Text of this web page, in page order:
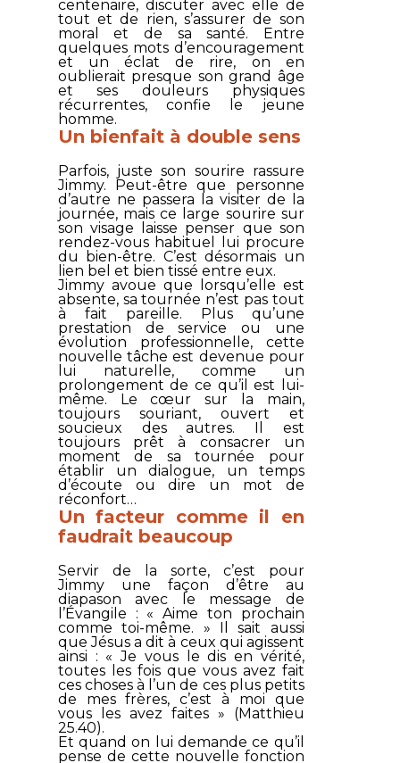
centenaire, discuter avec elle de
tout et de rien, s’assurer de son
moral et de sa santé. Entre
quelques mots d’encouragement
et un éclat de rire, on en
oublierait presque son grand âge
et ses douleurs physiques
récurrentes, confie le jeune
homme.
Un bienfait à double sens
Parfois, juste son sourire rassure
Jimmy. Peut-être que personne
d’autre ne passera la visiter de la
journée, mais ce large sourire sur
son visage laisse penser que son
rendez-vous habituel lui procure
du bien-être. C’est désormais un
lien bel et bien tissé entre eux.
Jimmy avoue que lorsqu’elle est
absente, sa tournée n’est pas tout
à fait pareille. Plus qu’une
prestation de service ou une
évolution professionnelle, cette
nouvelle tâche est devenue pour
lui naturelle, comme un
prolongement de ce qu’il est lui-
même. Le cœur sur la main,
toujours souriant, ouvert et
soucieux des autres. Il est
toujours prêt à consacrer un
moment de sa tournée pour
établir un dialogue, un temps
d’écoute ou dire un mot de
réconfort…
Un facteur comme il en
faudrait beaucoup
Servir de la sorte, c’est pour
Jimmy une façon d’être au
diapason avec le message de
l’Évangile : «Aime ton prochain
comme toi-même. » Il sait aussi
que Jésus a dit à ceux qui agissent
ainsi : «Je vous le dis en vérité,
toutes les fois que vous avez fait
ces choses à l’un de ces plus petits
de mes frères, c’est à moi que
vous les avez faites» (Matthieu
25.40).
Et quand on lui demande ce qu’il
pense de cette nouvelle fonction